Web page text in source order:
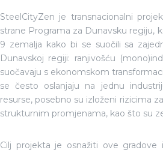
SteelCityZen je transnacionalni
strane Programa za Dunavsku regiju,
9 zemalja kako bi se suočili sa
Dunavskoj regiji: ranjivošću
suočavaju s ekonomskom
se često oslanjaju na jednu
resurse, posebno su izloženi rizicima
strukturnim promjenama, kao što su
Cilj projekta je osnažiti ove gradove